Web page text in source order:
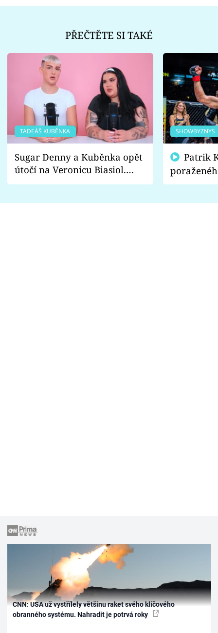
PŘEČTĚTE SI TAKÉ
TADEÁŠ KUBĚNKA
Sugar Denny a Kuběnka opět
útočí na Veronicu Biasiol.
Proč je podle nich falešná a
SHOWBYZNYS
fanoušci
CNN: USA už vystřílely většinu raket svého klíčového
obranného systému. Nahradit je potrvá roky